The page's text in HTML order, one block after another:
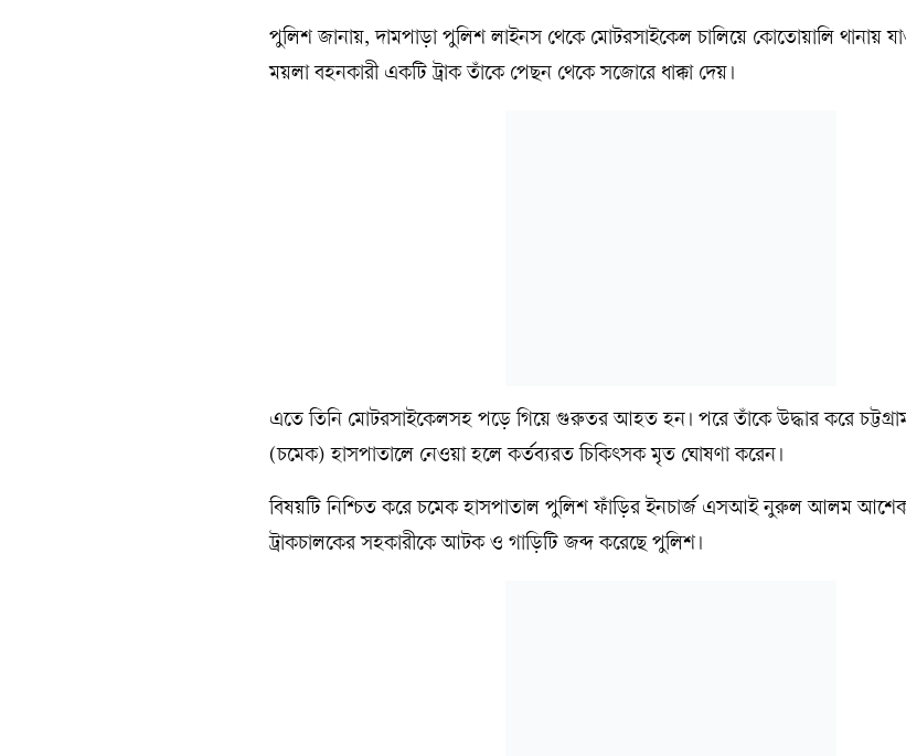
পুলিশ জানায়, দামপাড়া পুলিশ লাইনস থেকে মোটরসাইকেল চালিয়ে কোতোয়ালি থানায়
ময়লা বহনকারী একটি ট্রাক তাঁকে পেছন থেকে সজোরে ধাক্কা দেয়।
এতে তিনি মোটরসাইকেলসহ পড়ে গিয়ে গুরুতর আহত হন। পরে তাঁকে উদ্ধার করে
(চমেক) হাসপাতালে নেওয়া হলে কর্তব্যরত চিকিৎসক মৃত ঘোষণা করেন।
বিষয়টি নিশ্চিত করে চমেক হাসপাতাল পুলিশ ফাঁড়ির ইনচার্জ এসআই নুরুল আলম
ট্রাকচালকের সহকারীকে আটক ও গাড়িটি জব্দ করেছে পুলিশ।